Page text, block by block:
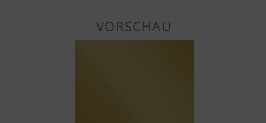
VORSCHAU